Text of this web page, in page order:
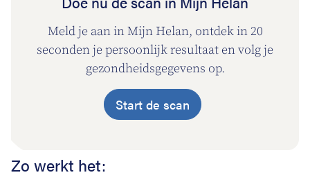
Meld je aan in Mijn Helan, ontdek in 20
seconden je persoonlijk resultaat en volg je
gezondheidsgegevens op.
Start de scan
Zo werkt het: